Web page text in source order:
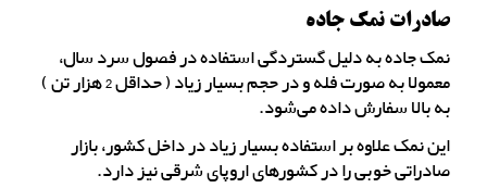
صادرات نمک جاده
نمک جاده به دلیل گستردگی استفاده در فصول سرد سال،
معمولا به صورت فله و در حجم بسیار زیاد ( حداقل 2 هزار تن )
به بالا سفارش داده می‌شود.
این نمک علاوه بر استفاده بسیار زیاد در داخل کشور، بازار
صادراتی خوبی را در کشورهای اروپای شرقی نیز دارد.